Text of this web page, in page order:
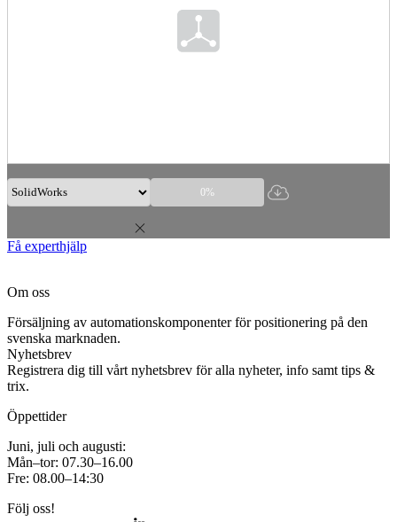
0%
Få experthjälp
Om oss
Försäljning av automationskomponenter för positionering på den
svenska marknaden.
Nyhetsbrev
Registrera dig till vårt nyhetsbrev för alla nyheter, info samt tips &
trix.
Öppettider
Juni, juli och augusti:
Mån–tor: 07.30–16.00
Fre: 08.00–14:30
Följ oss!